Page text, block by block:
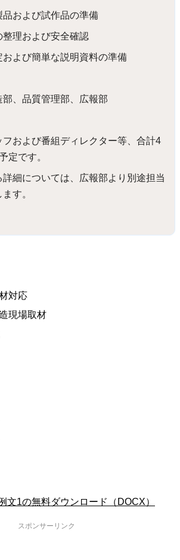
品および試作品の準備
理および安全確認
よび簡単な説明資料の準備
、品質管理部、広報部
フおよび番組ディレクター等、合計4
定です。
細については、広報部より別途担当
す。
対応
現場取材
文1の無料ダウンロード（DOCX）
スポンサーリンク